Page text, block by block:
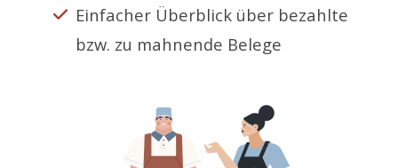
Einfacher Überblick über bezahlte
bzw. zu mahnende Belege